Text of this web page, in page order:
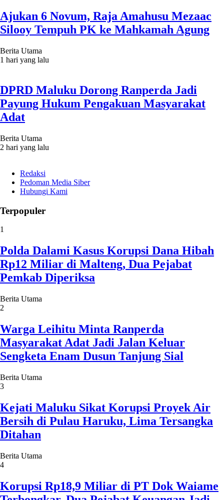
Ajukan 6 Novum, Raja Amahusu Mezaac
Silooy Tempuh PK ke Mahkamah Agung
Berita Utama
1 hari yang lalu
DPRD Maluku Dorong Ranperda Jadi
Payung Hukum Pengakuan Masyarakat
Adat
Berita Utama
2 hari yang lalu
Redaksi
Pedoman Media Siber
Hubungi Kami
Terpopuler
1
Polda Dalami Kasus Korupsi Dana Hibah
Rp12 Miliar di Malteng, Dua Pejabat
Pemkab Diperiksa
Berita Utama
2
Warga Leihitu Minta Ranperda
Masyarakat Adat Jadi Jalan Keluar
Sengketa Enam Dusun Tanjung Sial
Berita Utama
3
Kejati Maluku Sikat Korupsi Proyek Air
Bersih di Pulau Haruku, Lima Tersangka
Ditahan
Berita Utama
4
Korupsi Rp18,9 Miliar di PT Dok Waiame